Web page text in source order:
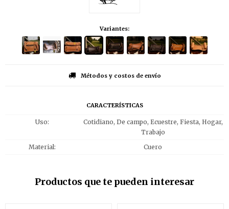
Variantes:
Métodos y costos de envío
CARACTERÍSTICAS
Uso
Cotidiano, De campo, Ecuestre, Fiesta, Hogar,
Trabajo
Material
Cuero
Productos que te pueden interesar